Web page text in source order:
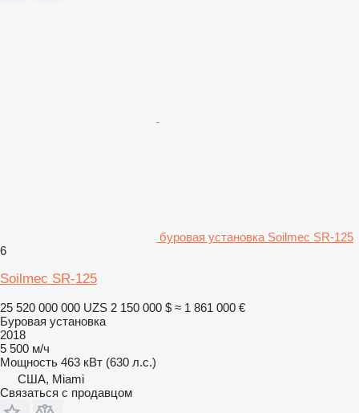
буровая установка Soilmec SR-125
6
Soilmec SR-125
25 520 000 000 UZS 2 150 000 $ ≈ 1 861 000 €
Буровая установка
2018
5 500 м/ч
Мощность 463 кВт (630 л.с.)
США, Miami
Связаться с продавцом